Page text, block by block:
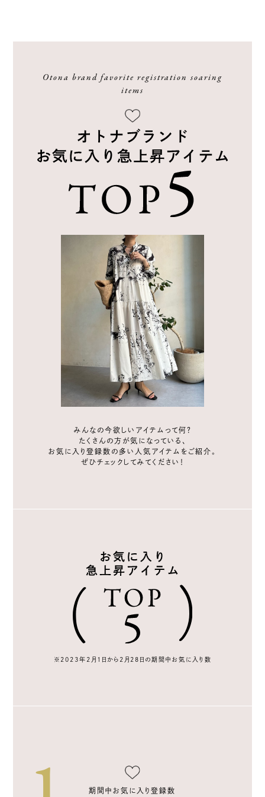
Otona brand favorite registration soaring
items
みんなの今欲しいアイテムって何？
たくさんの方が気になっている、
お気に入り登録数の多い人気アイテムをご紹介。
ぜひチェックしてみてください！
※2023年2月1日から2月28日の期間中お気に入り数
期間中お気に入り登録数